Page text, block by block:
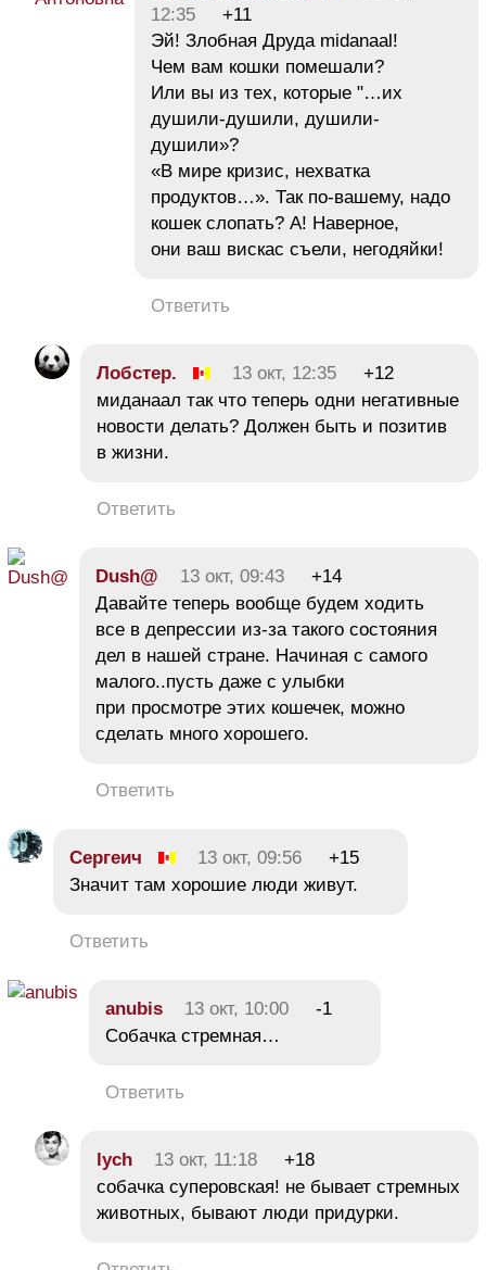
12:35
+11
Эй! Злобная Друда midanaal!
Чем вам кошки помешали?
Или вы из тех, которые "…их
душили-душили, душили-
душили»?
«В мире кризис, нехватка
продуктов…». Так по-вашему, надо
кошек слопать? А! Наверное,
они ваш вискас съели, негодяйки!
Ответить
Лобстер. 13 окт, 12:35
+12
миданаал так что теперь одни негативные
новости делать? Должен быть и позитив
в жизни.
Ответить
Dush@ 13 окт, 09:43
+14
Давайте теперь вообще будем ходить
все в депрессии из-за такого состояния
дел в нашей стране. Начиная с самого
малого..пусть даже с улыбки
при просмотре этих кошечек, можно
сделать много хорошего.
Ответить
Сергеич 13 окт, 09:56
+15
Значит там хорошие люди живут.
Ответить
anubis 13 окт, 10:00
-1
Собачка стремная…
Ответить
lych 13 окт, 11:18
+18
собачка суперовская! не бывает стремных
животных, бывают люди придурки.